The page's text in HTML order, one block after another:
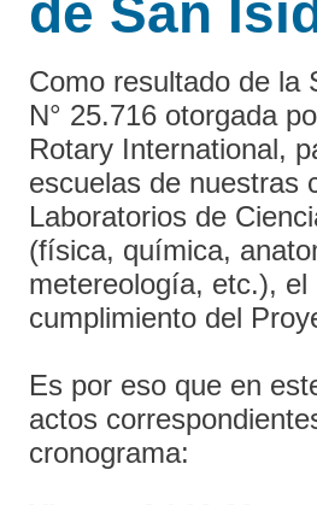
de San
Como resultado de la
N° 25.716 otorgada
Rotary International,
escuelas de nuestras
Laboratorios de
(física, química,
metereología, etc.),
cumplimiento del
Es por eso que en
actos
cronograma: